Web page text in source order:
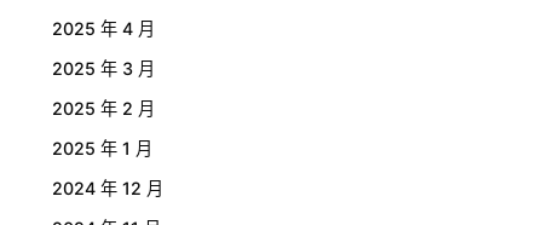
2025 年 4 月
2025 年 3 月
2025 年 2 月
2025 年 1 月
2024 年 12 月